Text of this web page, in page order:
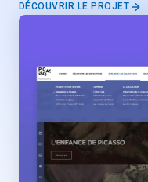
DÉCOUVRIR LE PROJET